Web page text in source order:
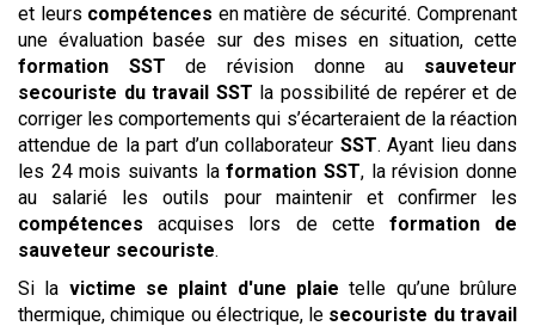
et leurs compétences en matière de sécurité. Comprenant
une évaluation basée sur des mises en situation, cette
formation SST de révision donne au sauveteur
secouriste du travail SST la possibilité de repérer et de
corriger les comportements qui s’écarteraient de la réaction
attendue de la part d’un collaborateur SST. Ayant lieu dans
les 24 mois suivants laformation SST, la révision donne
au salarié les outils pour maintenir et confirmer les
compétences acquises lors de cette formation de
sauveteur secouriste.
Si la victime se plaint d'une plaie telle qu’une brûlure
thermique, chimique ou électrique, le secouriste du travail